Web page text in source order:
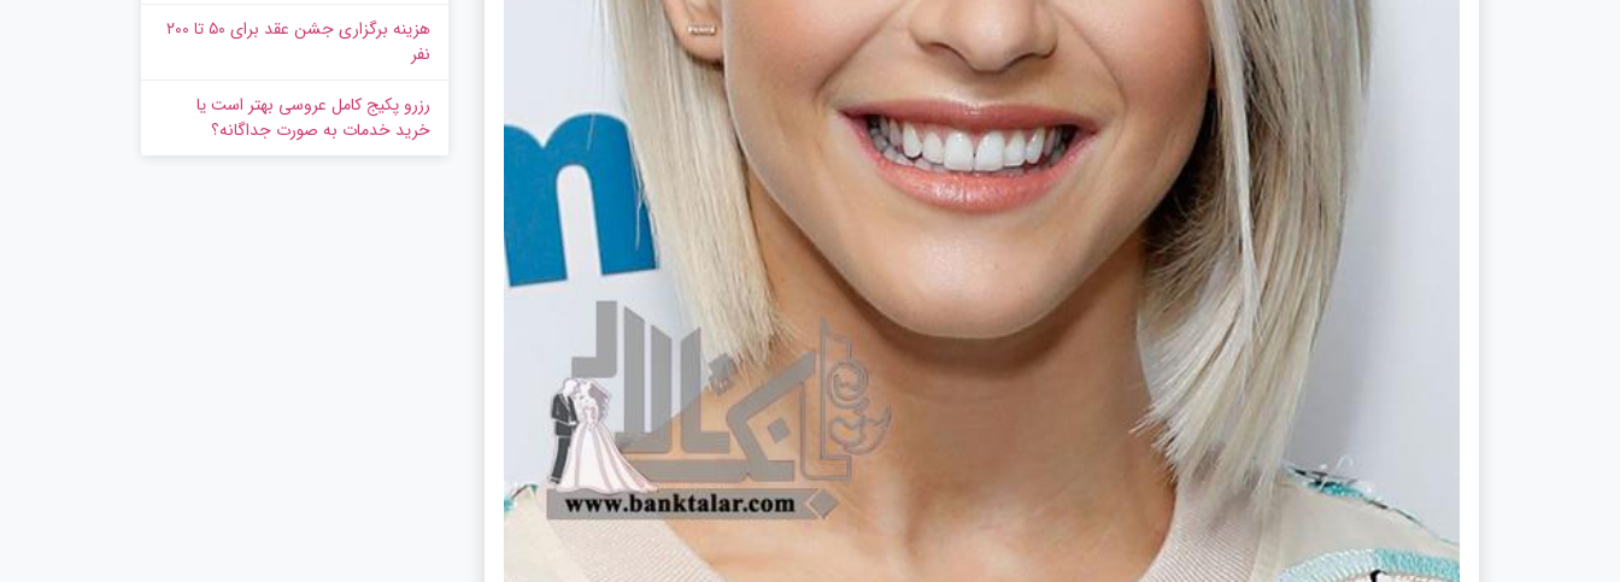
هزینه برگزاری جشن عقد برای ۵۰ تا ۲۰۰
نفر
رزرو پکیج کامل عروسی بهتر است یا
خرید خدمات به‌ صورت جداگانه؟